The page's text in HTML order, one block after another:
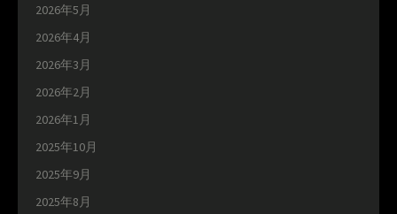
2026年5月
2026年4月
2026年3月
2026年2月
2026年1月
2025年10月
2025年9月
2025年8月